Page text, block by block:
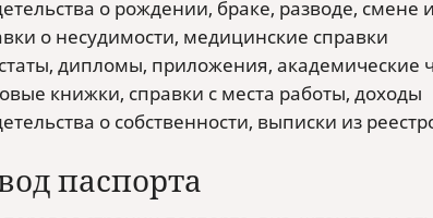
о рождении, браке, разводе, смене
о несудимости, медицинские справки
дипломы, приложения, академические
книжки, справки с места работы, доходы
о собственности, выписки из
паспорта